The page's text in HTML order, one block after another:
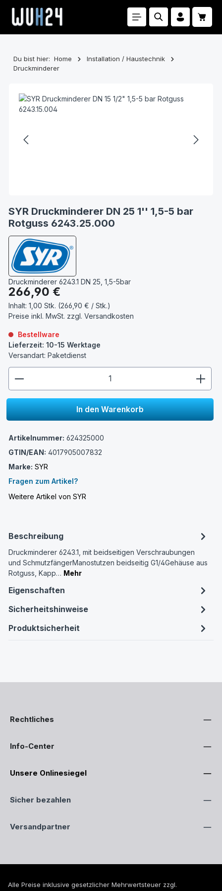
Zum Hauptinhalt springen
Du bist hier: Home
Installation / Haustechnik
Druckminderer
SYR Druckminderer DN 25 1'' 1,5-5 bar
Rotguss 6243.25.000
Druckminderer 6243.1 DN 25, 1,5-5bar
Regulärer Preis:
266,90 €
Inhalt: 1,00 Stk. (266,90 € / Stk.)
Preise inkl. MwSt. zzgl. Versandkosten
Bestellware
Lieferzeit: 10-15 Werktage
Versandart: Paketdienst
In den Warenkorb
Artikelnummer: 624325000
GTIN/EAN: 4017905007832
Marke: SYR
Fragen zum Artikel?
Weitere Artikel von SYR
Beschreibung
Druckminderer 6243.1, mit beidseitigen Verschraubungen
und SchmutzfängerManostutzen beidseitig G1/4Gehäuse aus
Rotguss, Kapp… Mehr
Eigenschaften
Sicherheitshinweise
Produktsicherheit
Rechtliches
Info-Center
Unsere Onlinesiegel
Sicher bezahlen
Versandpartner
Alle Preise inklusive gesetzlicher Mehrwertsteuer zzgl.